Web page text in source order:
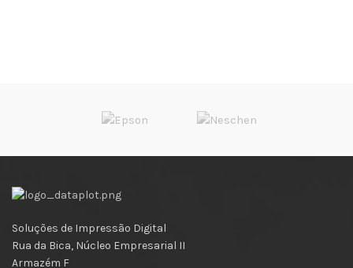
Soluções de Impressão Digital
Rua da Bica, Núcleo Empresarial II
Armazém F